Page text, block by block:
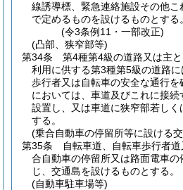
線誘導標、緊急連絡施設その他こ
で定めるものを設けるものとする。
(令3条例11・一部改正)
(凸部、狭窄部等)
第34条
第4種第4級の道路又は主
利用に供する第3種第5級の道路
歩行者又は自転車の安全な通行
においては、車道及びこれに接
設置し、又は車道に狭窄部若しく
する。
(乗合自動車の停留所等に設ける
第35条
自転車道、自転車歩行者
合自動車の停留所又は路面電車
じ、交通島を設けるものとする。
(自動車駐車場等)